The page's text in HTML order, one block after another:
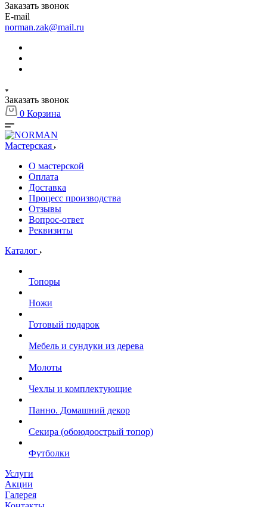
Заказать звонок
E-mail
norman.zak@mail.ru
Заказать звонок
0 Корзина
Мастерская
О мастерской
Оплата
Доставка
Процесс производства
Отзывы
Вопрос-ответ
Реквизиты
Каталог
Топоры
Ножи
Готовый подарок
Мебель и сундуки из дерева
Молоты
Чехлы и комплектующие
Панно. Домашний декор
Секира (обоюдоострый топор)
Футболки
Услуги
Акции
Галерея